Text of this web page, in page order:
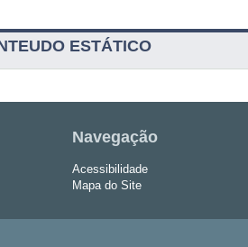
ESTÁTICO
Navegação
Acessibilidade
Mapa do Site